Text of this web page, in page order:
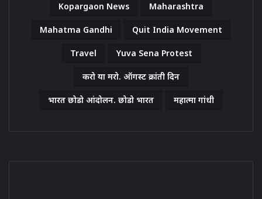
Kopargaon News Maharashtra
Mahatma Gandhi Quit India Movement
Travel Yuva Sena Protest
करो या मरो. ऑगस्ट क्रांती दिन
भारत छोडो आंदोलन. छोडो भारत महात्मा गांधी